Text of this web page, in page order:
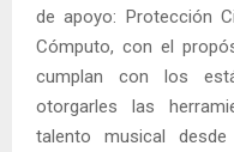
de apoyo: Protección
Cómputo, con el
cumplan con los
otorgarles las
talento musical